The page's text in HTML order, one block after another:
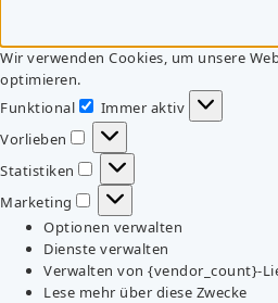
Wir verwenden Cookies, um unsere
optimieren.
Funktional
Funktional
Immer aktiv
Vorlieben
Vorlieben
Statistiken
Statistiken
Marketing
Marketing
Optionen verwalten
Dienste verwalten
Verwalten von {vendor_count}-
Lese mehr über diese Zwecke